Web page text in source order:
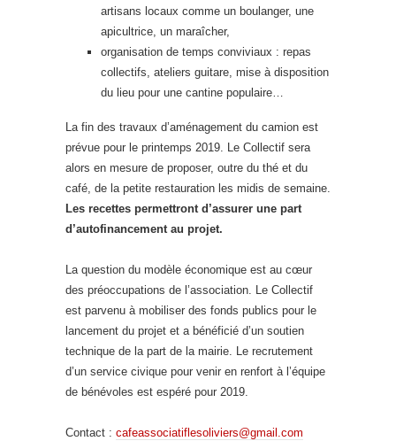
artisans locaux comme un boulanger, une
apicultrice, un maraîcher,
organisation de temps conviviaux : repas
collectifs, ateliers guitare, mise à disposition
du lieu pour une cantine populaire…
La fin des travaux d’aménagement du camion est
prévue pour le printemps 2019. Le Collectif sera
alors en mesure de proposer, outre du thé et du
café, de la petite restauration les midis de semaine.
Les recettes permettront d’assurer une part
d’autofinancement au projet.
La question du modèle économique est au cœur
des préoccupations de l’association. Le Collectif
est parvenu à mobiliser des fonds publics pour le
lancement du projet et a bénéficié d’un soutien
technique de la part de la mairie. Le recrutement
d’un service civique pour venir en renfort à l’équipe
de bénévoles est espéré pour 2019.
Contact : cafeassociatiflesoliviers@gmail.com